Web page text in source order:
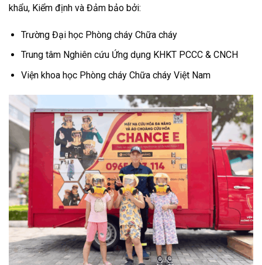
khẩu, Kiểm định và Đảm bảo bởi:
Trường Đại học Phòng cháy Chữa cháy
Trung tâm Nghiên cứu Ứng dụng KHKT PCCC & CNCH
Viện khoa học Phòng cháy Chữa cháy Việt Nam